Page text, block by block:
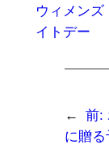
る
に
は
ク
ク
だ
さ
い
(新
ウィメンズ
イトデー
← 前:
に贈